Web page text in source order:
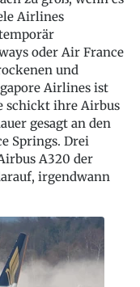
Airlines
oder Air France
und
Airlines ist
schickt ihre Airbus
gesagt an den
Springs. Drei
A320 der
irgendwann